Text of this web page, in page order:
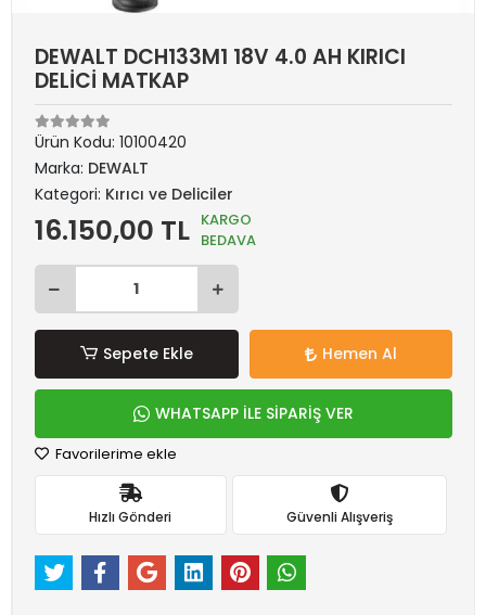
DEWALT DCH133M1 18V 4.0 AH KIRICI
DELİCİ MATKAP
Ürün Kodu: 10100420
Marka: DEWALT
Kategori: Kırıcı ve Deliciler
16.150,00 TL KARGO
BEDAVA
Sepete Ekle Hemen Al
WHATSAPP İLE SİPARİŞ VER
Favorilerime ekle
Hızlı Gönderi Güvenli Alışveriş